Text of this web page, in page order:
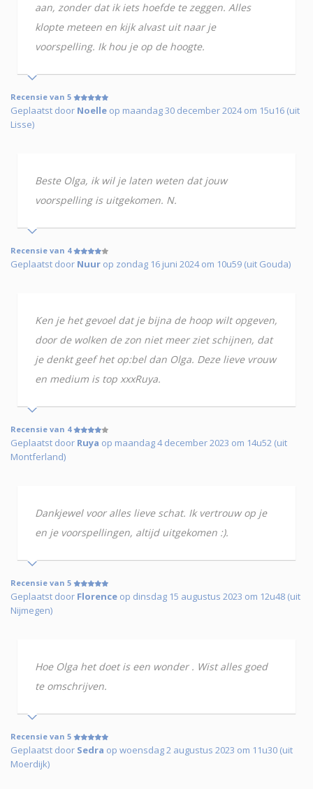
aan, zonder dat ik iets hoefde te zeggen. Alles
klopte meteen en kijk alvast uit naar je
voorspelling. Ik hou je op de hoogte.
Recensie van 5
Geplaatst door Noelle op maandag 30 december 2024 om 15u16 (uit
Lisse)
Beste Olga, ik wil je laten weten dat jouw
voorspelling is uitgekomen. N.
Recensie van 4
Geplaatst door Nuur op zondag 16 juni 2024 om 10u59 (uit Gouda)
Ken je het gevoel dat je bijna de hoop wilt opgeven,
door de wolken de zon niet meer ziet schijnen, dat
je denkt geef het op:bel dan Olga. Deze lieve vrouw
en medium is top xxxRuya.
Recensie van 4
Geplaatst door Ruya op maandag 4 december 2023 om 14u52 (uit
Montferland)
Dankjewel voor alles lieve schat. Ik vertrouw op je
en je voorspellingen, altijd uitgekomen :).
Recensie van 5
Geplaatst door Florence op dinsdag 15 augustus 2023 om 12u48 (uit
Nijmegen)
Hoe Olga het doet is een wonder . Wist alles goed
te omschrijven.
Recensie van 5
Geplaatst door Sedra op woensdag 2 augustus 2023 om 11u30 (uit
Moerdijk)